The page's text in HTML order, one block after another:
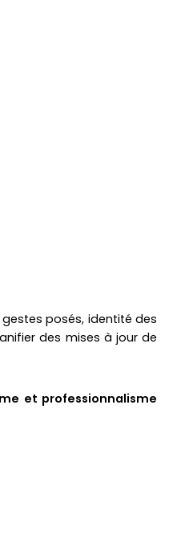
posés, identité des
des mises à jour de
et professionnalisme